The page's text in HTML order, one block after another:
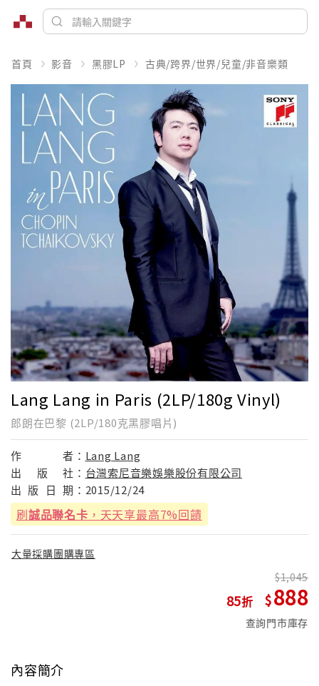
首頁 影音 黑膠LP 古典/跨界/世界/兒童/非音樂類
Lang Lang in Paris (2LP/180g Vinyl)
郎朗在巴黎 (2LP/180克黑膠唱片)
作 者： Lang Lang
出
版 社： 台灣索尼音樂娛樂股份有限公司
出 版 日 期： 2015/12/24
刷誠品聯名卡 ，天天享最高7%回饋
大量採購團購專區
85
1,045
888
查詢門市庫存
內容簡介